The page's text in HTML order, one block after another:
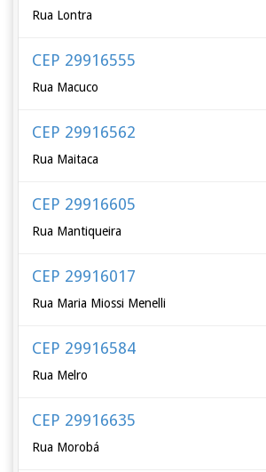
Rua Lontra
CEP 29916555
Rua Macuco
CEP 29916562
Rua Maitaca
CEP 29916605
Rua Mantiqueira
CEP 29916017
Rua Maria Miossi Menelli
CEP 29916584
Rua Melro
CEP 29916635
Rua Morobá